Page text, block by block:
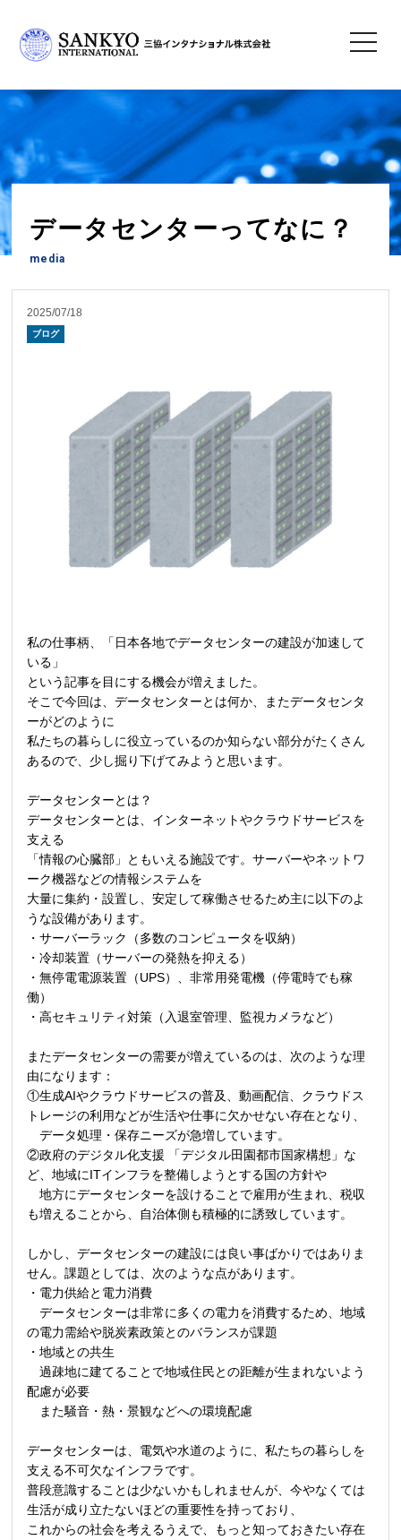
toggle
データセンターってなに？
media
2025/07/18
ブログ
私の仕事柄、「日本各地でデータセンターの建設が加速して
いる」
という記事を目にする機会が増えました。
そこで今回は、データセンターとは何か、またデータセンタ
ーがどのように
私たちの暮らしに役立っているのか知らない部分がたくさん
あるので、少し掘り下げてみようと思います。
データセンターとは？
データセンターとは、インターネットやクラウドサービスを
支える
「情報の心臓部」ともいえる施設です。サーバーやネットワ
ーク機器などの情報システムを
大量に集約・設置し、安定して稼働させるため主に以下のよ
うな設備があります。
・サーバーラック（多数のコンピュータを収納）
・冷却装置（サーバーの発熱を抑える）
・無停電電源装置（UPS）、非常用発電機（停電時でも稼
働）
・高セキュリティ対策（入退室管理、監視カメラなど）
またデータセンターの需要が増えているのは、次のような理
由になります：
①生成AIやクラウドサービスの普及、動画配信、クラウドス
トレージの利用などが生活や仕事に欠かせない存在となり、
データ処理・保存ニーズが急増しています。
②政府のデジタル化支援 「デジタル田園都市国家構想」な
ど、地域にITインフラを整備しようとする国の方針や
地方にデータセンターを設けることで雇用が生まれ、税収
も増えることから、自治体側も積極的に誘致しています。
しかし、データセンターの建設には良い事ばかりではありま
せん。課題としては、次のような点があります。
・電力供給と電力消費
データセンターは非常に多くの電力を消費するため、地域
の電力需給や脱炭素政策とのバランスが課題
・地域との共生
過疎地に建てることで地域住民との距離が生まれないよう
配慮が必要
また騒音・熱・景観などへの環境配慮
データセンターは、電気や水道のように、私たちの暮らしを
支える不可欠なインフラです。
普段意識することは少ないかもしれませんが、今やなくては
生活が成り立たないほどの重要性を持っており、
これからの社会を考えるうえで、もっと知っておきたい存在